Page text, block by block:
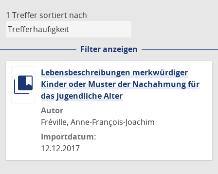
1 Treffer sortiert nach
Filter anzeigen
Lebensbeschreibungen merkwürdiger
Kinder oder Muster der Nachahmung für
das jugendliche Alter
Autor
Fréville, Anne-François-Joachim
Importdatum:
12.12.2017